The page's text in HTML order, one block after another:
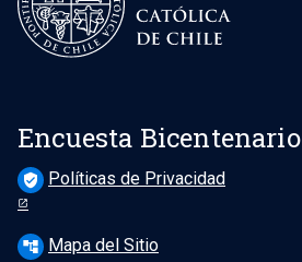
Encuesta Bicentenario
verified_user Políticas de Privacidad
account_tree Mapa del Sitio